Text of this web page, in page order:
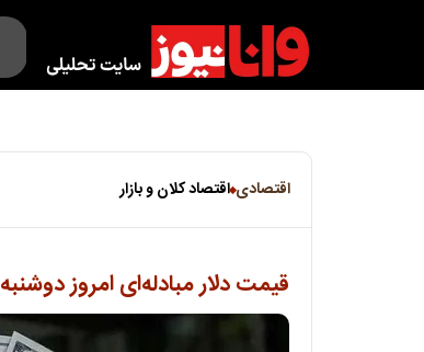
اقتصادی اقتصاد کلان و بازار
قیمت دلار مبادله‌ای امروز دوشنبه ۱۸ فروردین ۱۴۰۴